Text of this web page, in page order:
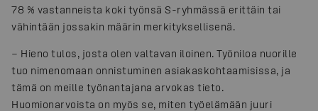
78 % vastanneista koki työnsä S-ryhmässä erittäin tai
vähintään jossakin määrin merkityksellisenä.
− Hieno tulos, josta olen valtavan iloinen. Työniloa nuorille
tuo nimenomaan onnistuminen asiakaskohtaamisissa, ja
tämä on meille työnantajana arvokas tieto.
Huomionarvoista on myös se, miten työelämään juuri